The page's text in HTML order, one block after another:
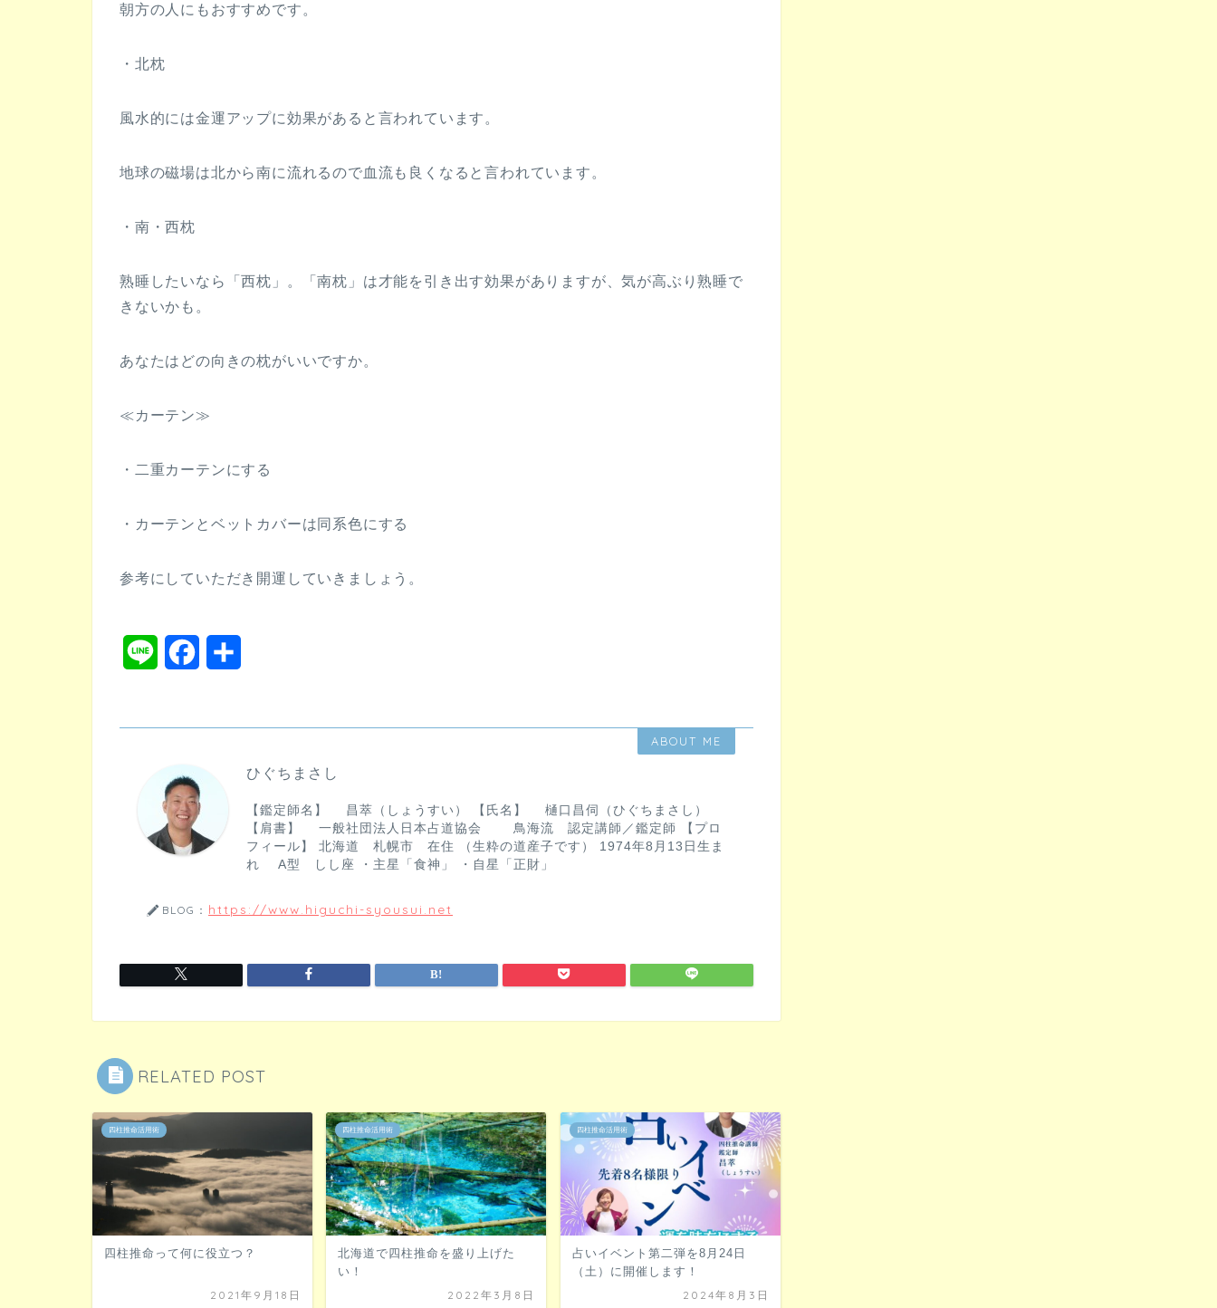
朝方の人にもおすすめです。
・北枕
風水的には金運アップに効果があると言われています。
地球の磁場は北から南に流れるので血流も良くなると言われています。
・南・西枕
熟睡したいなら「西枕」。「南枕」は才能を引き出す効果がありますが、気が高ぶり熟睡で
きないかも。
あなたはどの向きの枕がいいですか。
≪カーテン≫
・二重カーテンにする
・カーテンとベットカバーは同系色にする
参考にしていただき開運していきましょう。
b
ABOUT ME
ひぐちまさし
【鑑定師名】 昌萃（しょうすい） 【氏名】 樋口昌伺（ひぐちまさし）
【肩書】 一般社団法人日本占道協会 鳥海流 認定講師／鑑定師 【プロ
フィール】 北海道 札幌市 在住 （生粋の道産子です） 1974年8月13日生ま
れ A型 しし座 ・主星「食神」 ・自星「正財」
BLOG： https://www.higuchi-syousui.net
RELATED POST
四柱推命活用術
四柱推命って何に役立つ？
2021年9月18日
四柱推命活用術
北海道で四柱推命を盛り上げた
い！
2022年3月8日
四柱推命活用術
占いイベント第二弾を8月24日
（土）に開催します！
2024年8月3日